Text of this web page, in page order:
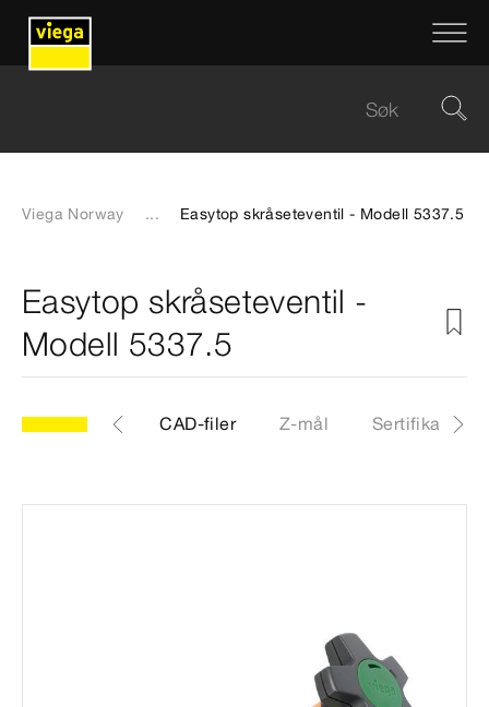
Viega Norway ... Easytop skråseteventil - Modell 5337.5
Easytop skråseteventil -
Modell 5337.5
Artikkel CAD-filer Z-mål Sertifikater